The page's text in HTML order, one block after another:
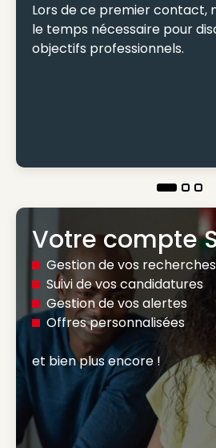
Lors de ce premier contact,
le temps nécessaire pour
objectifs professionnels.
Votre compte
Gestion de vos recherches
Suivi de vos candidatures
Gestion de vos alertes
Offres personnalisées
et bien plus encore !